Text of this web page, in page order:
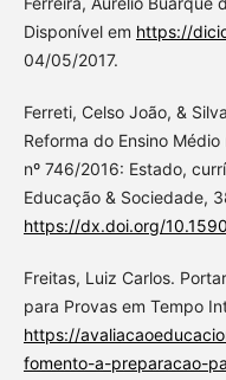
Disponível em https://
04/05/2017.
Ferreti, Celso João, &
Reforma do Ensino
nº 746/2016: Estado,
Educação & Sociedade,
https://dx.doi.org/
Freitas, Luiz Carlos.
para Provas em Tempo
https://
fomento-a-preparacao-